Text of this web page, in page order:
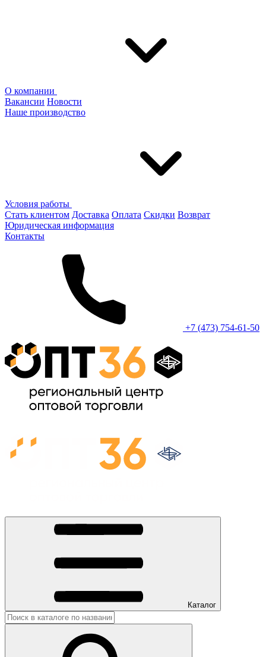
О компании
Вакансии Новости
Наше производство
Условия работы
Стать клиентом Доставка Оплата Скидки Возврат
Юридическая информация
Контакты
+7 (473) 754-61-50
Каталог